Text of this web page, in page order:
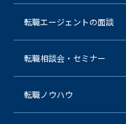
転職エージェントの面談
転職相談会・セミナー
転職ノウハウ